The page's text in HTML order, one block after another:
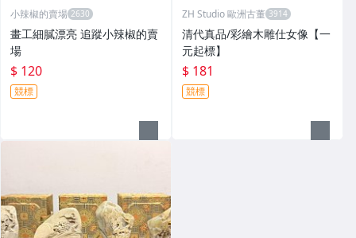
小辣椒的賣場
畫工細膩漂亮 追蹤小辣椒的賣
場
$ 120
競標
ZH Studio 歐洲古董
清代真品/彩繪木雕仕女像【一
元起標】
$ 181
競標